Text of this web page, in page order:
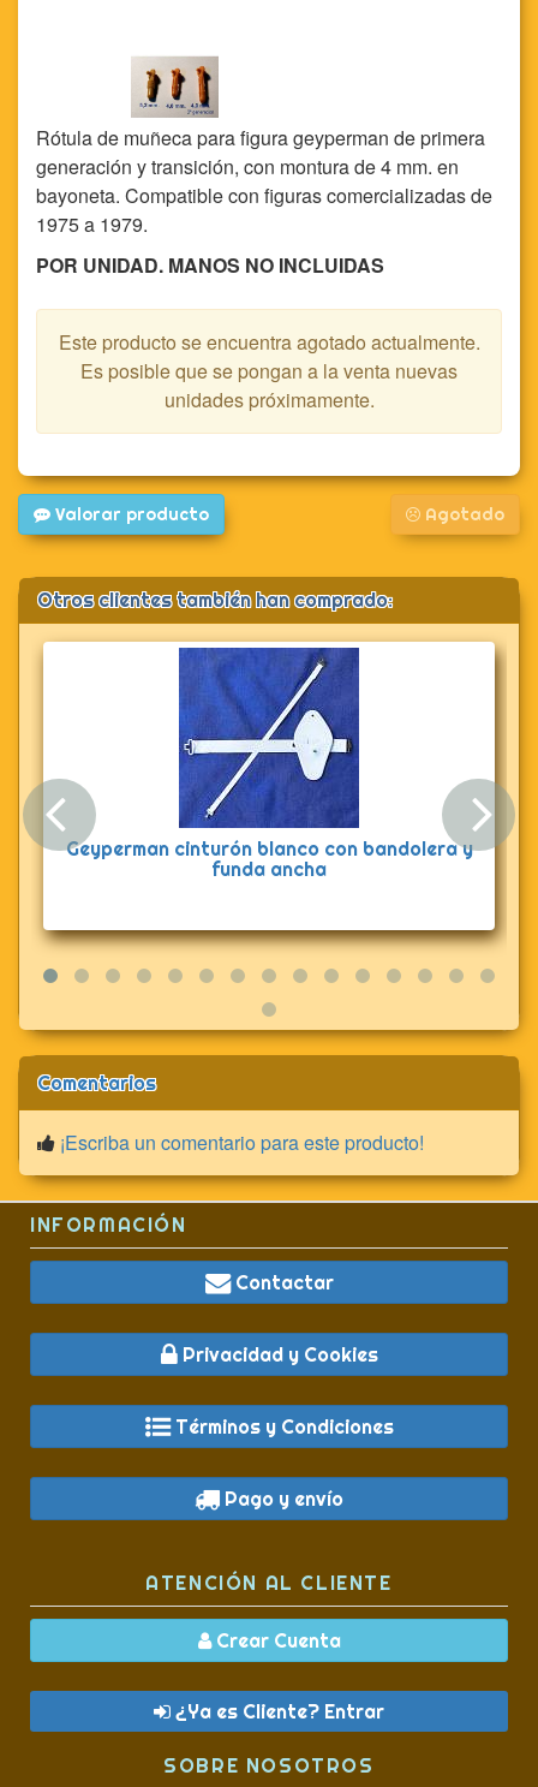
Rótula de muñeca para figura geyperman de primera
generación y transición, con montura de 4 mm. en
bayoneta. Compatible con figuras comercializadas de
1975 a 1979.
POR UNIDAD. MANOS NO INCLUIDAS
Este producto se encuentra agotado actualmente.
Es posible que se pongan a la venta nuevas
unidades próximamente.
Valorar producto Agotado
Otros clientes también han comprado:
Geyperman cinturón blanco con bandolera y
funda ancha
Anterior
Comentarios
¡Escriba un comentario para este producto!
INFORMACIÓN
Contactar
Privacidad y Cookies
Términos y Condiciones
Pago y envío
ATENCIÓN AL CLIENTE
Crear Cuenta
¿Ya es Cliente? Entrar
SOBRE NOSOTROS